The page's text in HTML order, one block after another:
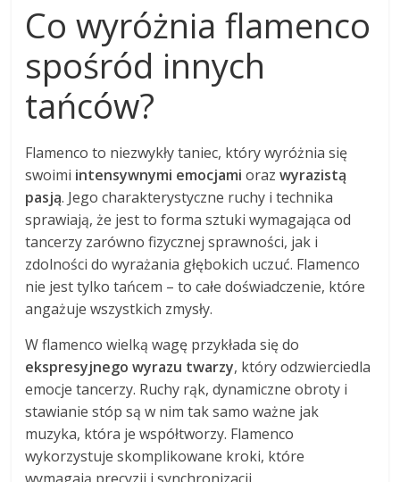
Co wyróżnia flamenco
spośród innych
tańców?
Flamenco to niezwykły taniec, który wyróżnia się
swoimi intensywnymi emocjami orazwyrazistą
pasją. Jego charakterystyczne ruchy i technika
sprawiają, że jest to forma sztuki wymagająca od
tancerzy zarówno fizycznej sprawności, jak i
zdolności do wyrażania głębokich uczuć. Flamenco
nie jest tylko tańcem – to całe doświadczenie, które
angażuje wszystkich zmysły.
W flamenco wielką wagę przykłada się do
ekspresyjnego wyrazu twarzy, który odzwierciedla
emocje tancerzy. Ruchy rąk, dynamiczne obroty i
stawianie stóp są w nim tak samo ważne jak
muzyka, która je współtworzy. Flamenco
wykorzystuje skomplikowane kroki, które